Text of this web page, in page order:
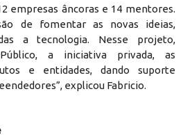
empresas âncoras e 14 mentores.
de fomentar as novas ideias,
a tecnologia. Nesse projeto,
a iniciativa privada, as
e entidades, dando suporte
explicou Fabricio.